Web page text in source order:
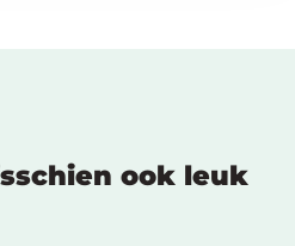
ook leuk